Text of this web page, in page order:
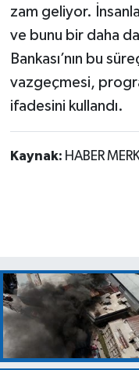
zam geliyor.
ve bunu bir daha
Bankası’nın bu
vazgeçmesi,
ifadesini kullandı.
Kaynak: HABER